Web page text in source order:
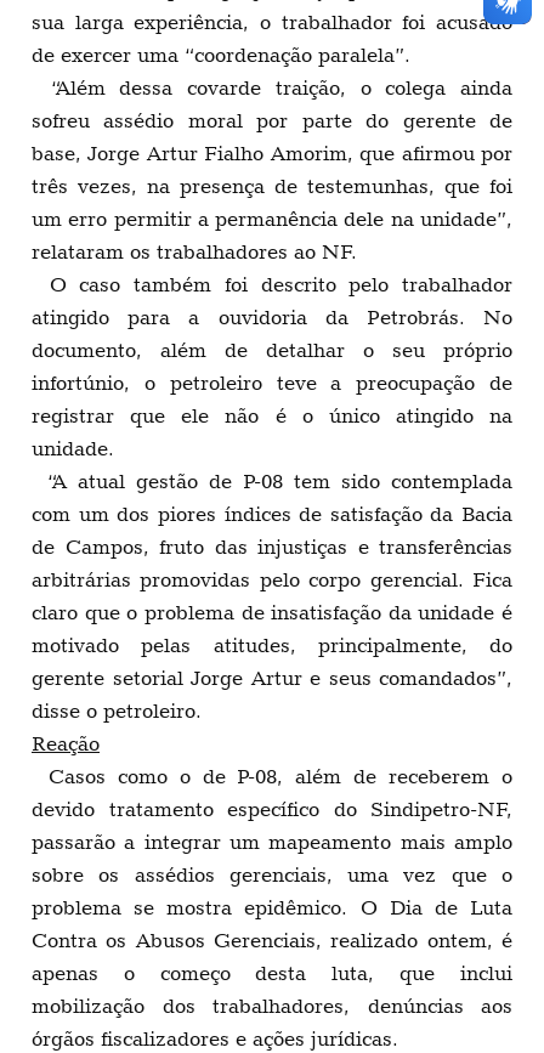
sua larga experiência, o trabalhador foi acusado
de exercer uma “coordenação paralela”.
“Além dessa covarde traição, o colega ainda
sofreu assédio moral por parte do gerente de
base, Jorge Artur Fialho Amorim, que afirmou por
três vezes, na presença de testemunhas, que foi
um erro permitir a permanência dele na unidade”,
relataram os trabalhadores ao NF.
O caso também foi descrito pelo trabalhador
atingido para a ouvidoria da Petrobrás. No
documento, além de detalhar o seu próprio
infortúnio, o petroleiro teve a preocupação de
registrar que ele não é o único atingido na
unidade.
“A atual gestão de P-08 tem sido contemplada
com um dos piores índices de satisfação da Bacia
de Campos, fruto das injustiças e transferências
arbitrárias promovidas pelo corpo gerencial. Fica
claro que o problema de insatisfação da unidade é
motivado pelas atitudes, principalmente, do
gerente setorial Jorge Artur e seus comandados”,
disse o petroleiro.
Reação
Casos como o de P-08, além de receberem o
devido tratamento específico do Sindipetro-NF,
passarão a integrar um mapeamento mais amplo
sobre os assédios gerenciais, uma vez que o
problema se mostra epidêmico. O Dia de Luta
Contra os Abusos Gerenciais, realizado ontem, é
apenas o começo desta luta, que inclui
mobilização dos trabalhadores, denúncias aos
órgãos fiscalizadores e ações jurídicas.